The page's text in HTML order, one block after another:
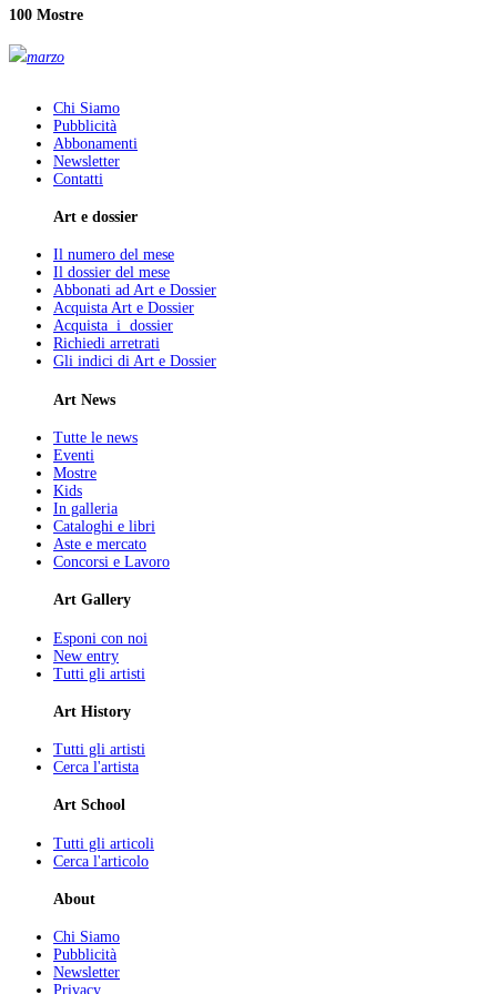
100 Mostre
marzo
Chi Siamo
Pubblicità
Abbonamenti
Newsletter
Contatti
Art e dossier
Il numero del mese
Il dossier del mese
Abbonati ad Art e Dossier
Acquista Art e Dossier
Acquista i dossier
Richiedi arretrati
Gli indici di Art e Dossier
Art News
Tutte le news
Eventi
Mostre
Kids
In galleria
Cataloghi e libri
Aste e mercato
Concorsi e Lavoro
Art Gallery
Esponi con noi
New entry
Tutti gli artisti
Art History
Tutti gli artisti
Cerca l'artista
Art School
Tutti gli articoli
Cerca l'articolo
About
Chi Siamo
Pubblicità
Newsletter
Privacy